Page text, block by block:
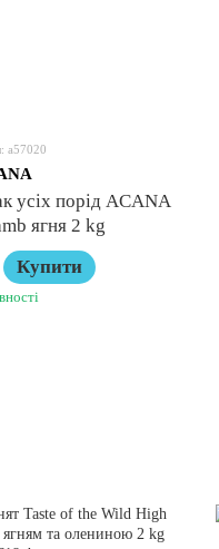
a57020
усіх порід ACANA
ягня 2 kg
Купити